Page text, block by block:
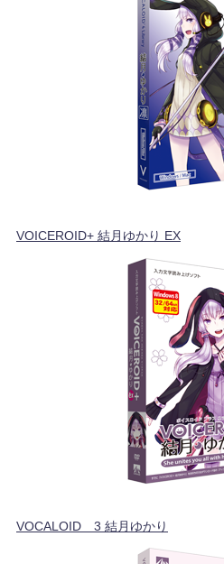
VOICEROID+ 結月ゆかり EX
VOCALOID™3 結月ゆかり